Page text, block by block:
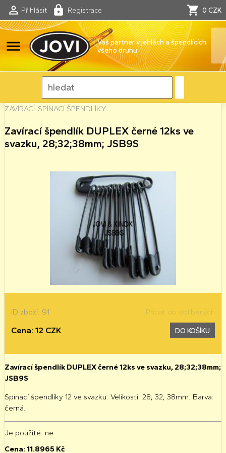
Přihlásit Registrace 0 CZK
menu
Váš partner v jehlách a špendlících
všeho druhu
ZAVÍRACÍ-SPÍNACÍ ŠPENDLÍKY
Zavírací špendlík DUPLEX černé 12ks ve
svazku, 28;32;38mm; JSB9S
ID zboží: 91 Přidat do oblíbených
Cena: 12 CZK DO KOŠÍKU
Zavírací špendlík DUPLEX černé 12ks ve svazku, 28;32;38mm;
JSB9S
Spínací špendlíky 12 ve svazku. Velikosti: 28; 32; 38mm. Barva:
černá.
Je použité: ne
Cena: 11.8965 Kč